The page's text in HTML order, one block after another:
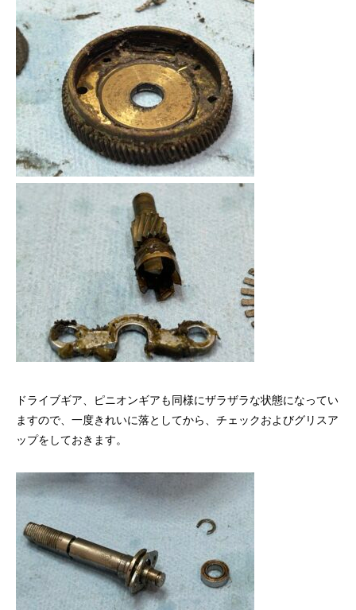
ドライブギア、ピニオンギアも同様にザラザラな状態になってい
ますので、一度きれいに落としてから、チェックおよびグリスア
ップをしておきます。